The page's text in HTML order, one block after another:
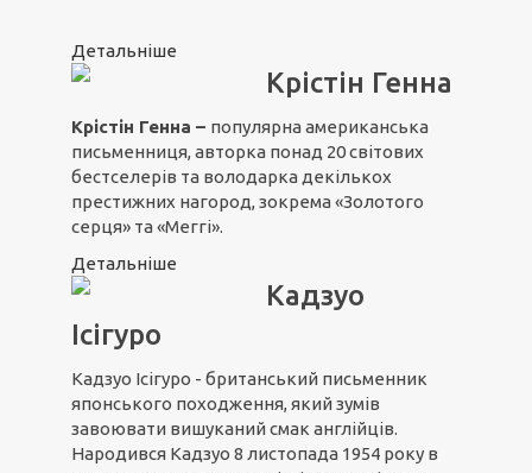
Детальніше
Крістін Генна
Крістін Генна – популярна американська
письменниця, авторка понад 20 світових
бестселерів та володарка декількох
престижних нагород, зокрема «Золотого
серця» та «Меггі».
Детальніше
Кадзуо
Ісігуро
Кадзуо Ісігуро - британський письменник
японського походження, який зумів
завоювати вишуканий смак англійців.
Народився Кадзуо 8 листопада 1954 року в